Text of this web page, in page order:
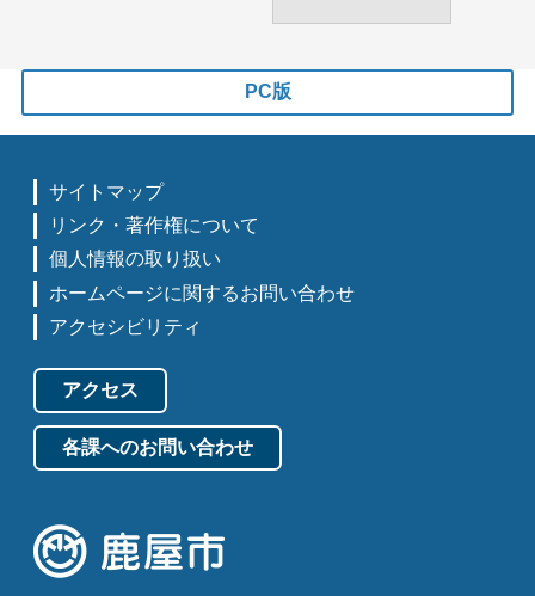
PC版
サイトマップ
リンク・著作権について
個人情報の取り扱い
ホームページに関するお問い合わせ
アクセシビリティ
アクセス
各課へのお問い合わせ